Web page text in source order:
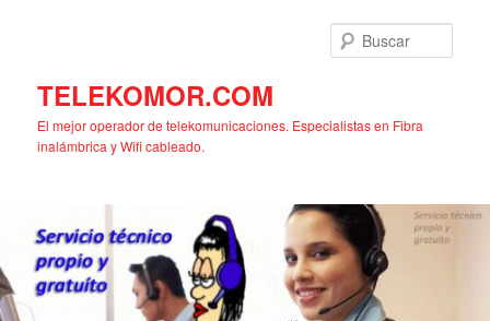
TELEKOMOR.COM
El mejor operador de telekomunicaciones. Especialistas en Fibra
inalámbrica y Wifi cableado.